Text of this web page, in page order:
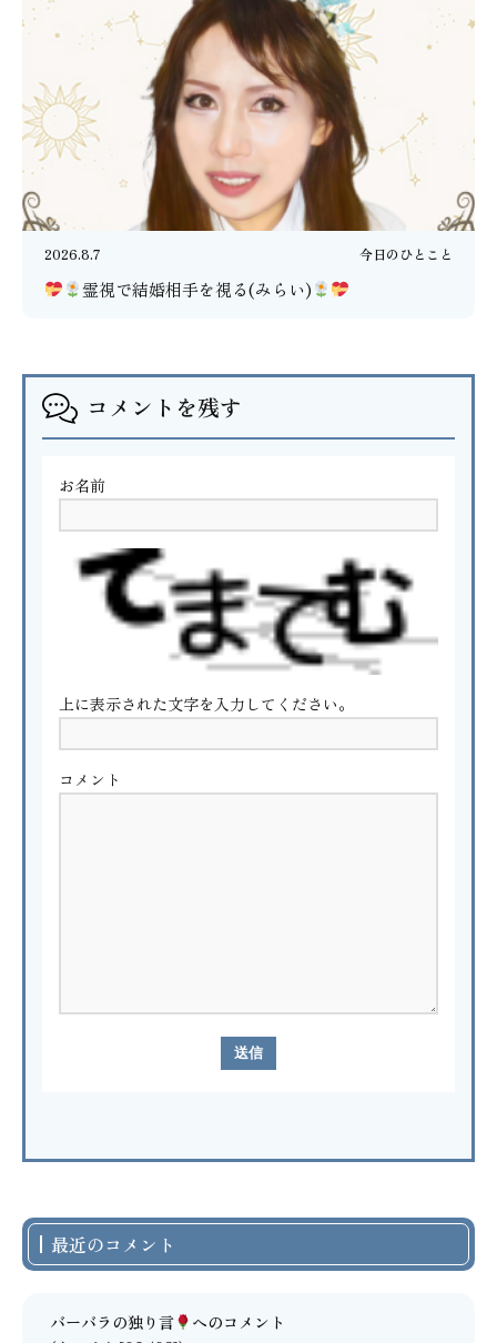
2026.8.7 今日のひとこと
霊視で結婚相手を視る(みらい)
コメントを残す
お名前
上に表示された文字を入力してください。
コメント
最近のコメント
バーバラの独り言
へのコメント